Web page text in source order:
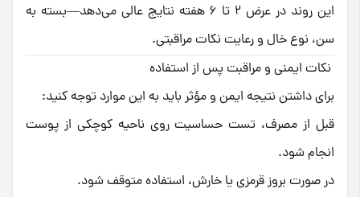
این روند در عرض ۲ تا ۶ هفته نتایج عالی می‌دهد—بسته به
سن، نوع خال و رعایت نکات مراقبتی.
نکات ایمنی و مراقبت پس از استفاده
برای داشتن نتیجه ایمن و مؤثر باید به این موارد توجه کنید:
قبل از مصرف، تست حساسیت روی ناحیه کوچکی از پوست
انجام شود.
در صورت بروز قرمزی یا خارش، استفاده متوقف شود.